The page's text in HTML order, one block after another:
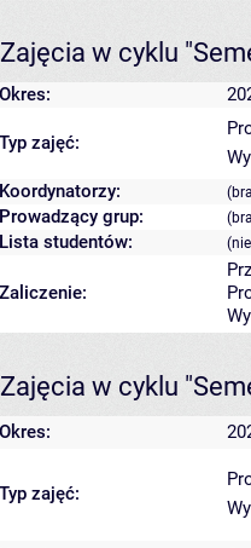
Zajęcia w cyklu
Okres:
Typ zajęć:
Koordynatorzy:
Prowadzący grup:
Lista studentów:
Zaliczenie:
Zajęcia w cyklu
Okres:
Typ zajęć: